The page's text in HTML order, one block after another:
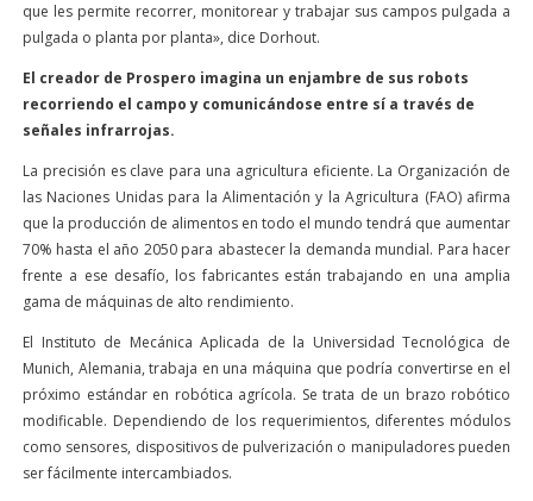
que les permite recorrer, monitorear y trabajar sus campos pulgada a
pulgada o planta por planta», dice Dorhout.
El creador de Prospero imagina un enjambre de sus robots
recorriendo el campo y comunicándose entre sí a través de
señales infrarrojas.
La precisión es clave para una agricultura eficiente. La Organización de
las Naciones Unidas para la Alimentación y la Agricultura (FAO) afirma
que la producción de alimentos en todo el mundo tendrá que aumentar
70% hasta el año 2050 para abastecer la demanda mundial. Para hacer
frente a ese desafío, los fabricantes están trabajando en una amplia
gama de máquinas de alto rendimiento.
El Instituto de Mecánica Aplicada de la Universidad Tecnológica de
Munich, Alemania, trabaja en una máquina que podría convertirse en el
próximo estándar en robótica agrícola. Se trata de un brazo robótico
modificable. Dependiendo de los requerimientos, diferentes módulos
como sensores, dispositivos de pulverización o manipuladores pueden
ser fácilmente intercambiados.